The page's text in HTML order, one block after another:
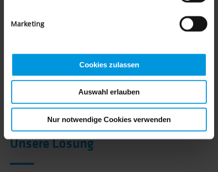
Marketing
Cookies zulassen
Auswahl erlauben
Nur notwendige Cookies verwenden
Unsere Lösung